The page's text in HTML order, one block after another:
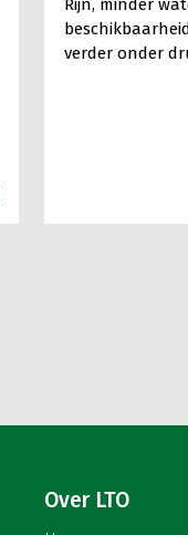
Rijn, minder
verder onder
Over LTO